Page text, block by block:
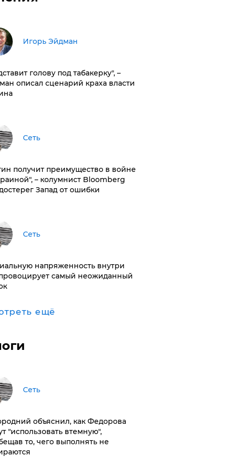
Игорь Эйдман
голову под табакерку", –
описал сценарий краха власти
Сеть
получит преимущество в войне
– колумнист Bloomberg
Запад от ошибки
Сеть
напряженность внутри
самый неожиданный
ещё
Сеть
объяснил, как Федорова
"использовать втемную",
то, чего выполнять не